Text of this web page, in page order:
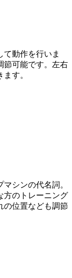
て動作を行いま
節可能です。左右
す。
シンの代名詞。
方のトレーニング
の位置なども調節